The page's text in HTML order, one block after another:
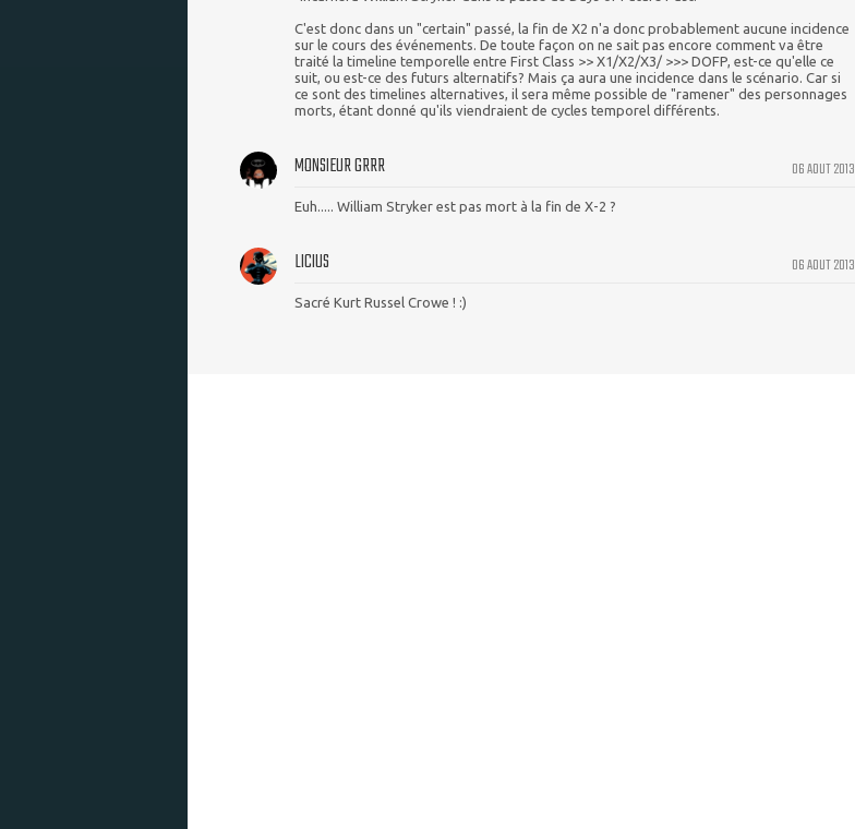
C'est donc dans un "certain" passé, la fin de X2 n'a donc probablement aucune incidence
sur le cours des événements. De toute façon on ne sait pas encore comment va être
traité la timeline temporelle entre First Class >> X1/X2/X3/ >>> DOFP, est-ce qu'elle ce
suit, ou est-ce des futurs alternatifs? Mais ça aura une incidence dans le scénario. Car si
ce sont des timelines alternatives, il sera même possible de "ramener" des personnages
morts, étant donné qu'ils viendraient de cycles temporel différents.
06 AOUT 2013
MONSIEUR GRRR
Euh..... William Stryker est pas mort à la fin de X-2 ?
06 AOUT 2013
LICIUS
Sacré Kurt Russel Crowe ! :)